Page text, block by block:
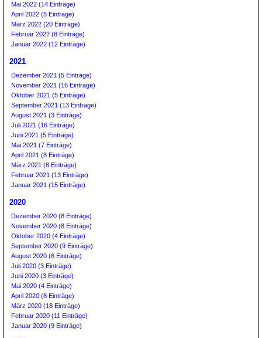
Mai 2022 (14 Einträge)
April 2022 (5 Einträge)
März 2022 (20 Einträge)
Februar 2022 (8 Einträge)
Januar 2022 (12 Einträge)
2021
Dezember 2021 (5 Einträge)
November 2021 (16 Einträge)
Oktober 2021 (5 Einträge)
September 2021 (13 Einträge)
August 2021 (3 Einträge)
Juli 2021 (16 Einträge)
Juni 2021 (5 Einträge)
Mai 2021 (7 Einträge)
April 2021 (8 Einträge)
März 2021 (8 Einträge)
Februar 2021 (13 Einträge)
Januar 2021 (15 Einträge)
2020
Dezember 2020 (8 Einträge)
November 2020 (8 Einträge)
Oktober 2020 (4 Einträge)
September 2020 (9 Einträge)
August 2020 (6 Einträge)
Juli 2020 (3 Einträge)
Juni 2020 (3 Einträge)
Mai 2020 (4 Einträge)
April 2020 (8 Einträge)
März 2020 (18 Einträge)
Februar 2020 (11 Einträge)
Januar 2020 (9 Einträge)